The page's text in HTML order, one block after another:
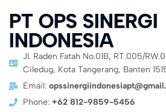
PT OPS SINERGI
INDONESIA
Jl. Raden Fatah No.01B, RT.005/
Ciledug, Kota Tangerang, Banten
Email:
Phone: +62 812-9859-5456